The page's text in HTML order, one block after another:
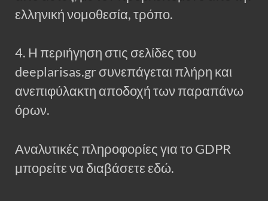
ελληνική νομοθεσία, τρόπο.
4. Η περιήγηση στις σελίδες του
deeplarisas.gr συνεπάγεται πλήρη και
ανεπιφύλακτη αποδοχή των παραπάνω
όρων.
Αναλυτικές πληροφορίες για το GDPR
μπορείτε να διαβάσετε εδώ.